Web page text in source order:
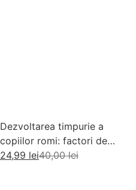
Dezvoltarea timpurie a
copiilor romi: factori de
risc si factori de protectie
40,00lei
24,99 lei